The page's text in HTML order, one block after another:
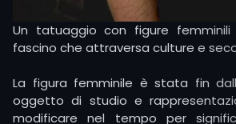
Un tatuaggio con figure
fascino che attraversa culture e
La figura femminile è stata fin
oggetto di studio e
modificare nel tempo per